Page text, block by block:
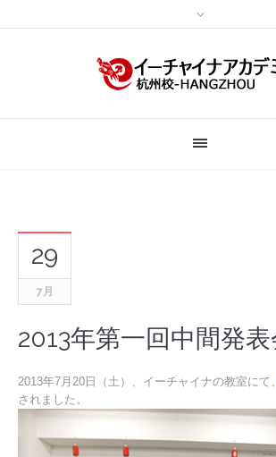
29
7月
2013年第一回中間発表
2013年7月20日（土）、イーチャイナの教室にて、
されました。